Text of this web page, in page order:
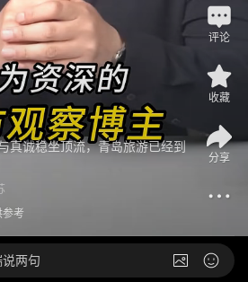
真诚稳坐顶流，青岛旅游已经到
考
评论
收藏
分享
两句